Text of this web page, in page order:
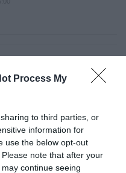
Process My
to third parties, or
information for
use the below opt-out
note that after your
continue seeing
pero no derrochar dinero